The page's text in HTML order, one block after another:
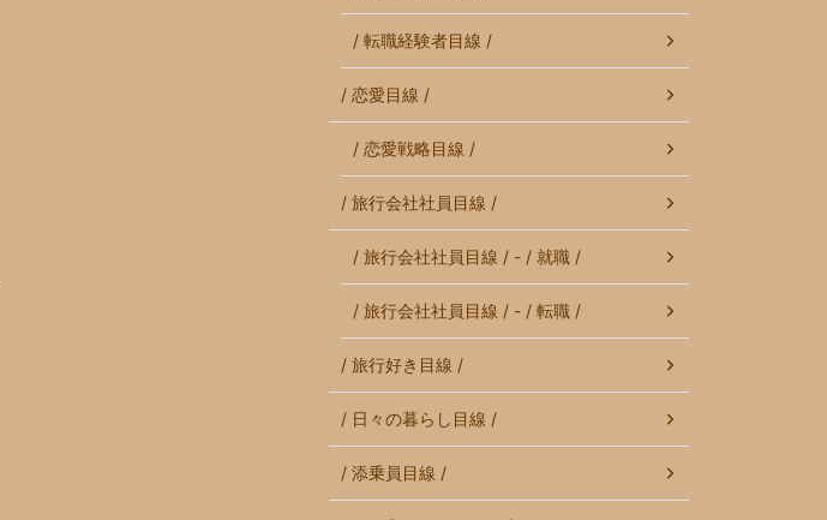
/ 転職経験者目線 /
/ 恋愛目線 /
/ 恋愛戦略目線 /
/ 旅行会社社員目線 /
/ 旅行会社社員目線 / - / 就職 /
/ 旅行会社社員目線 / - / 転職 /
/ 旅行好き目線 /
/ 日々の暮らし目線 /
/ 添乗員目線 /